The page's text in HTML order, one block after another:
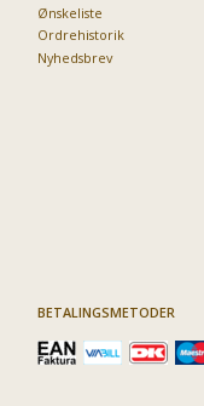
Ønskeliste
Ordrehistorik
Nyhedsbrev
BETALINGSMETODER